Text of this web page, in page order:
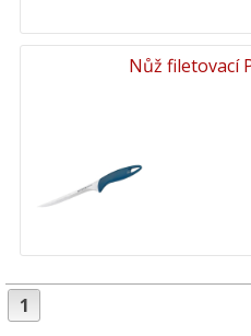
Nůž filetovací
1